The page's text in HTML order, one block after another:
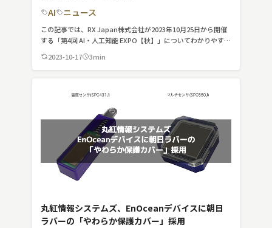
スマート漁業
スマート〇〇
ドローン
AI
ニュース
この記事では、RX Japan株式会社が2023年10月25日から開催
する「第4回 AI・人工知能 EXPO【秋】」についてわかりやすく
2023-10-17 3min
丸紅情報システムズ、EnOceanデバイスに朝日
ラバーの「やわらか保護カバー」採用